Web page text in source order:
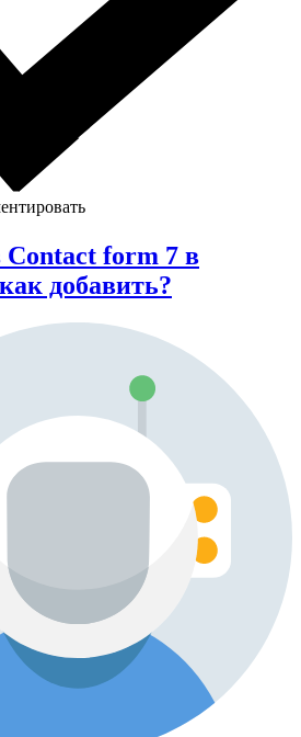
Contact form 7 в
добавить?